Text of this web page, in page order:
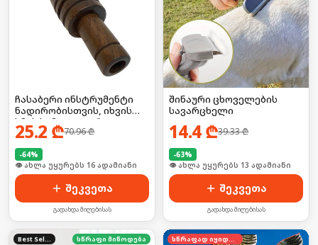
ჩასაბერი ინსტრუმენტი
ნადირობისთვის, იხვის
ხმის სიმულატორი
25.2 ₾70.96₾
-64%
🛒 ბოლო 24სთ-ში იყიდა 21-მა
შეკვეთა
გადახდა მიღებისას
შინაური ცხოველების
სავარცხელი
14.4₾39.33₾
-63%
🛒 ბოლო 24სთ-ში იყიდა 22-მა
შეკვეთა
გადახდა მიღებისას
Best Seller სწრაფი მიწოდება სწრაფად იყიდება